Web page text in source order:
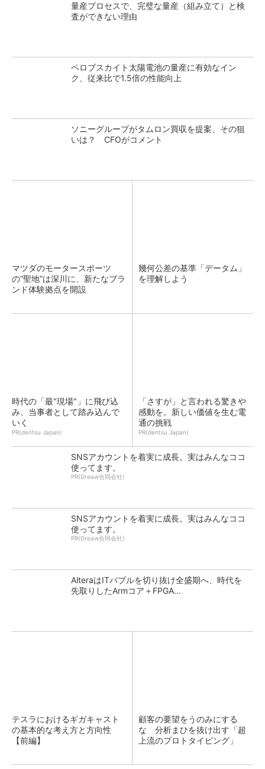
量産プロセスで、完璧な量産（組み立て）と検
査ができない理由
ペロブスカイト太陽電池の量産に有効なイン
ク、従来比で1.5倍の性能向上
ソニーグループがタムロン買収を提案、その狙
いは？ CFOがコメント
マツダのモータースポーツ
の“聖地”は深川に、新たなブラ
ンド体験拠点を開設
幾何公差の基準「データム」
を理解しよう
時代の「最"現場"」に飛び込
み、当事者として踏み込んで
いく
PR(dentsu Japan)
「さすが」と言われる驚きや
感動を。新しい価値を生む電
通の挑戦
PR(dentsu Japan)
SNSアカウントを着実に成長。実はみんなココ
使ってます。
PR(Dreaw合同会社)
SNSアカウントを着実に成長。実はみんなココ
使ってます。
PR(Dreaw合同会社)
AlteraはITバブルを切り抜け全盛期へ、時代を
先取りしたArmコア＋FPGA...
テスラにおけるギガキャスト
の基本的な考え方と方向性
【前編】
顧客の要望をうのみにする
な 分析まひを抜け出す「超
上流のプロトタイピング」